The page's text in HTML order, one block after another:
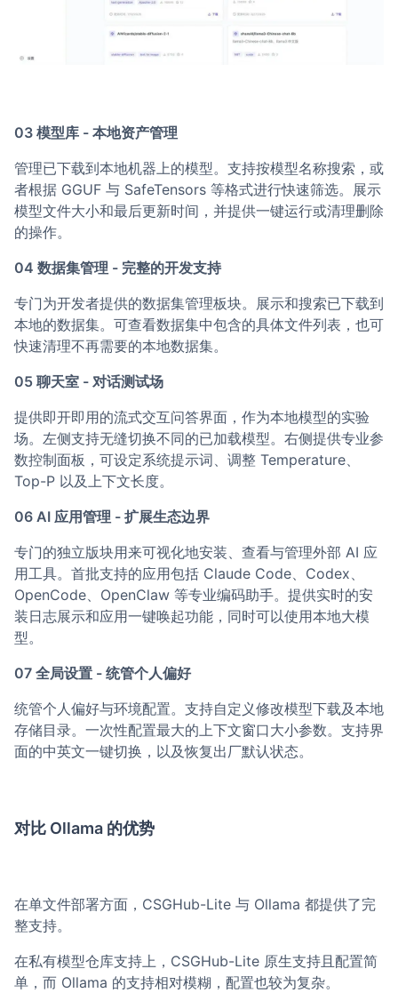
03 模型库 - 本地资产管理
管理已下载到本地机器上的模型。支持按模型名称搜索，或
者根据 GGUF 与 SafeTensors 等格式进行快速筛选。展示
模型文件大小和最后更新时间，并提供一键运行或清理删除
的操作。
04 数据集管理 - 完整的开发支持
专门为开发者提供的数据集管理板块。展示和搜索已下载到
本地的数据集。可查看数据集中包含的具体文件列表，也可
快速清理不再需要的本地数据集。
05 聊天室 - 对话测试场
提供即开即用的流式交互问答界面，作为本地模型的实验
场。左侧支持无缝切换不同的已加载模型。右侧提供专业参
数控制面板，可设定系统提示词、调整 Temperature、
Top-P 以及上下文长度。
06 AI 应用管理 - 扩展生态边界
专门的独立版块用来可视化地安装、查看与管理外部 AI 应
用工具。首批支持的应用包括 Claude Code、Codex、
OpenCode、OpenClaw 等专业编码助手。提供实时的安
装日志展示和应用一键唤起功能，同时可以使用本地大模
型。
07 全局设置 - 统管个人偏好
统管个人偏好与环境配置。支持自定义修改模型下载及本地
存储目录。一次性配置最大的上下文窗口大小参数。支持界
面的中英文一键切换，以及恢复出厂默认状态。
对比 Ollama 的优势
在单文件部署方面，CSGHub-Lite 与 Ollama 都提供了完
整支持。
在私有模型仓库支持上，CSGHub-Lite 原生支持且配置简
单，而 Ollama 的支持相对模糊，配置也较为复杂。